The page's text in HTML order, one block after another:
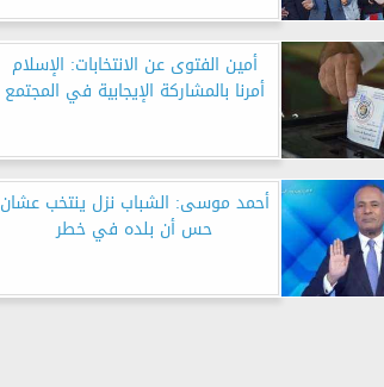
أمين الفتوى عن الانتخابات: الإسلام
أمرنا بالمشاركة الإيجابية في المجتمع
أحمد موسى: الشباب نزل ينتخب عشان
حس أن بلده في خطر